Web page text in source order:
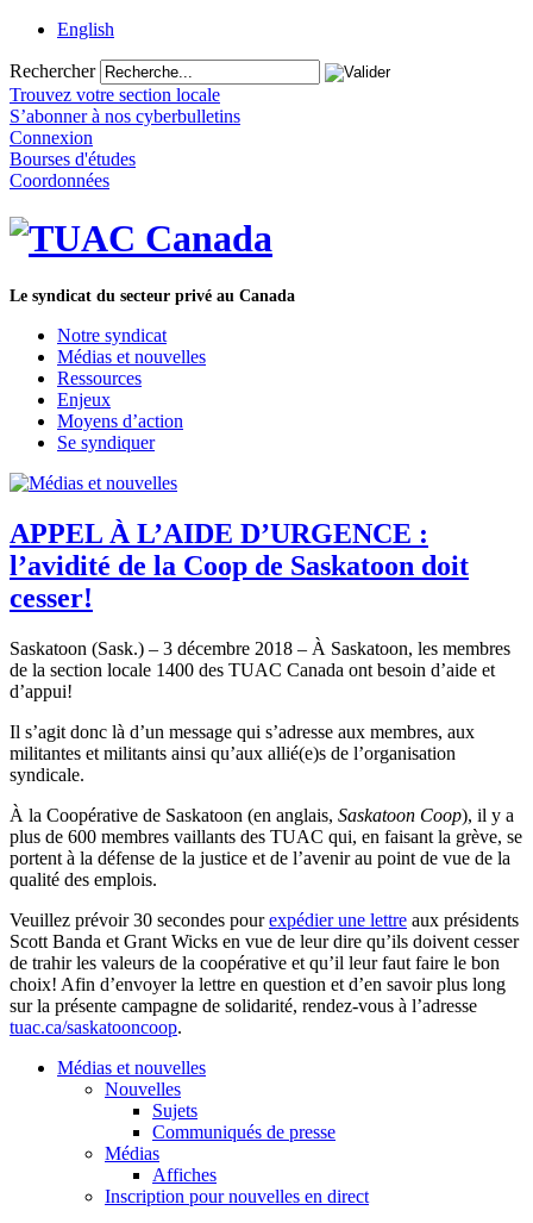
English
Rechercher
Trouvez votre section locale
S’abonner à nos cyberbulletins
Connexion
Bourses d'études
Coordonnées
Le syndicat du secteur privé au Canada
Notre syndicat
Médias et nouvelles
Ressources
Enjeux
Moyens d’action
Se syndiquer
APPEL À L’AIDE D’URGENCE :
l’avidité de la Coop de Saskatoon doit
cesser!
Saskatoon (Sask.) – 3 décembre 2018 – À Saskatoon, les membres
de la section locale 1400 des TUAC Canada ont besoin d’aide et
d’appui!
Il s’agit donc là d’un message qui s’adresse aux membres, aux
militantes et militants ainsi qu’aux allié(e)s de l’organisation
syndicale.
À la Coopérative de Saskatoon (en anglais, Saskatoon Coop), il y a
plus de 600 membres vaillants des TUAC qui, en faisant la grève, se
portent à la défense de la justice et de l’avenir au point de vue de la
qualité des emplois.
Veuillez prévoir 30 secondes pourexpédier une lettre aux présidents
Scott Banda et Grant Wicks en vue de leur dire qu’ils doivent cesser
de trahir les valeurs de la coopérative et qu’il leur faut faire le bon
choix! Afin d’envoyer la lettre en question et d’en savoir plus long
sur la présente campagne de solidarité, rendez-vous à l’adresse
tuac.ca/saskatooncoop.
Médias et nouvelles
Nouvelles
Sujets
Communiqués de presse
Médias
Affiches
Inscription pour nouvelles en direct